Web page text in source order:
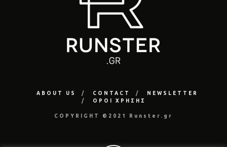
ABOUT US CONTACT
NEWSLETTER
ΟΡΟΙ ΧΡΗΣΗΣ
COPYRIGHT ©2021 Runster.gr